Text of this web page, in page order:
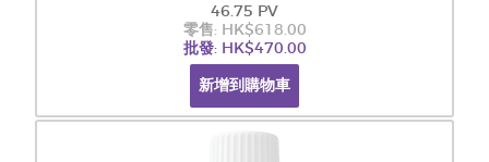
46.75 PV
零售: HK$618.00
批發: HK$470.00
新增到購物車